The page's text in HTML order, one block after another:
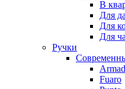
В
Для
Для
Для
Ручки
Fuaro